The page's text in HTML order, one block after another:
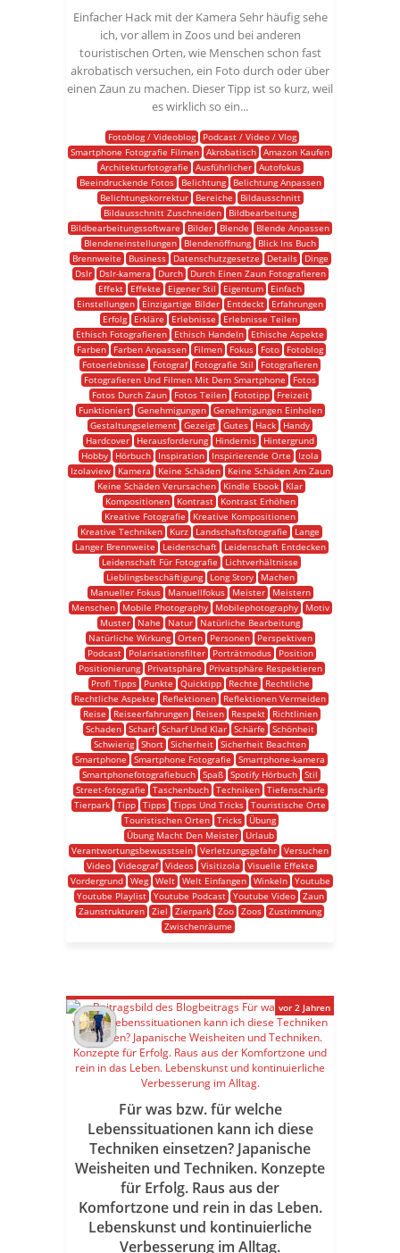
Einfacher Hack mit der Kamera Sehr häufig sehe
ich, vor allem in Zoos und bei anderen
touristischen Orten, wie Menschen schon fast
akrobatisch versuchen, ein Foto durch oder über
einen Zaun zu machen. Dieser Tipp ist so kurz, weil
es wirklich so ein...
Fotoblog / Videoblog
Podcast / Video / Vlog
Smartphone Fotografie Filmen Akrobatisch Amazon Kaufen
Architekturfotografie
Ausführlicher
Autofokus
Beeindruckende Fotos
Belichtung
Belichtung Anpassen
Belichtungskorrektur
Bereiche
Bildausschnitt
Bildausschnitt Zuschneiden
Bildbearbeitung
Bildbearbeitungssoftware
Bilder Blende
Blende Anpassen
Blendeneinstellungen
Blendenöffnung
Blick Ins Buch
Brennweite
Business Datenschutzgesetze Details
Dinge
Dslr
Dslr-kamera Durch
Durch Einen Zaun Fotografieren
Effekt
Effekte Eigener Stil Eigentum
Einfach
Einstellungen
Einzigartige Bilder Entdeckt
Erfahrungen
Erfolg
Erkläre Erlebnisse
Erlebnisse Teilen
Ethisch Fotografieren
Ethisch Handeln
Ethische Aspekte
Farben
Farben Anpassen Filmen Fokus Foto
Fotoblog
Fotoerlebnisse
Fotograf Fotografie Stil
Fotografieren
Fotografieren Und Filmen Mit Dem Smartphone
Fotos
Fotos Durch Zaun
Fotos Teilen Fototipp
Freizeit
Funktioniert
Genehmigungen
Genehmigungen Einholen
Gestaltungselement Gezeigt Gutes Hack
Handy
Hardcover
Herausforderung Hindernis
Hintergrund
Hobby
Hörbuch Inspiration Inspirierende Orte
Izola
Izolaview
Kamera Keine Schäden
Keine Schäden Am Zaun
Keine Schäden Verursachen
Kindle Ebook
Klar
Kompositionen
Kontrast
Kontrast Erhöhen
Kreative Fotografie
Kreative Kompositionen
Kreative Techniken
Kurz Landschaftsfotografie
Lange
Langer Brennweite
Leidenschaft
Leidenschaft Entdecken
Leidenschaft Für Fotografie
Lichtverhältnisse
Lieblingsbeschäftigung
Long Story
Machen
Manueller Fokus
Manuellfokus Meister
Meistern
Menschen
Mobile Photography Mobilephotography
Motiv
Muster
Nahe Natur
Natürliche Bearbeitung
Natürliche Wirkung
Orten Personen
Perspektiven
Podcast
Polarisationsfilter Porträtmodus
Position
Positionierung
Privatsphäre
Privatsphäre Respektieren
Profi Tipps
Punkte Quicktipp Rechte
Rechtliche
Rechtliche Aspekte
Reflektionen
Reflektionen Vermeiden
Reise
Reiseerfahrungen Reisen Respekt
Richtlinien
Schaden Scharf Scharf Und Klar Schärfe
Schönheit
Schwierig Short Sicherheit Sicherheit Beachten
Smartphone
Smartphone Fotografie
Smartphone-kamera
Smartphonefotografiebuch Spaß Spotify Hörbuch Stil
Street-fotografie
Taschenbuch Techniken
Tiefenschärfe
Tierpark Tipp Tipps Tipps Und Tricks Touristische Orte
Touristischen Orten Tricks
Übung
Übung Macht Den Meister
Urlaub
Verantwortungsbewusstsein Verletzungsgefahr Versuchen
Video
Videograf Videos Visitizola
Visuelle Effekte
Vordergrund
Weg Welt Welt Einfangen Winkeln
Youtube
Youtube Playlist
Youtube Podcast Youtube Video
Zaun
Zaunstrukturen Ziel Zierpark Zoo Zoos Zustimmung
Zwischenräume
Für was bzw. für welche
Lebenssituationen kann ich diese
Techniken einsetzen? Japanische
Weisheiten und Techniken. Konzepte
für Erfolg. Raus aus der
Komfortzone und rein in das Leben.
Lebenskunst und kontinuierliche
Verbesserung im Alltag.
vor 2 Jahren